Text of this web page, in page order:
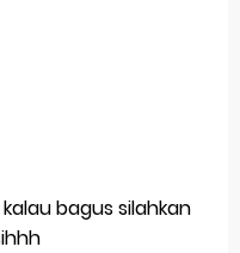
bagus silahkan